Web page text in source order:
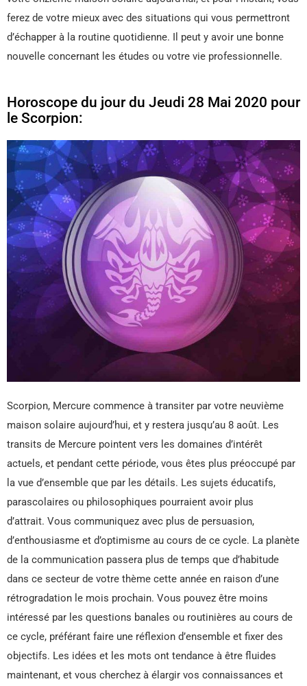
ferez de votre mieux avec des situations qui vous permettront
d’échapper à la routine quotidienne. Il peut y avoir une bonne
nouvelle concernant les études ou votre vie professionnelle.
Horoscope du jour du Jeudi 28 Mai 2020 pour
le Scorpion:
Scorpion, Mercure commence à transiter par votre neuvième
maison solaire aujourd’hui, et y restera jusqu’au 8 août. Les
transits de Mercure pointent vers les domaines d’intérêt
actuels, et pendant cette période, vous êtes plus préoccupé par
la vue d’ensemble que par les détails. Les sujets éducatifs,
parascolaires ou philosophiques pourraient avoir plus
d’attrait. Vous communiquez avec plus de persuasion,
d’enthousiasme et d’optimisme au cours de ce cycle. La planète
de la communication passera plus de temps que d’habitude
dans ce secteur de votre thème cette année en raison d’une
rétrogradation le mois prochain. Vous pouvez être moins
intéressé par les questions banales ou routinières au cours de
ce cycle, préférant faire une réflexion d’ensemble et fixer des
objectifs. Les idées et les mots ont tendance à être fluides
maintenant, et vous cherchez à élargir vos connaissances et